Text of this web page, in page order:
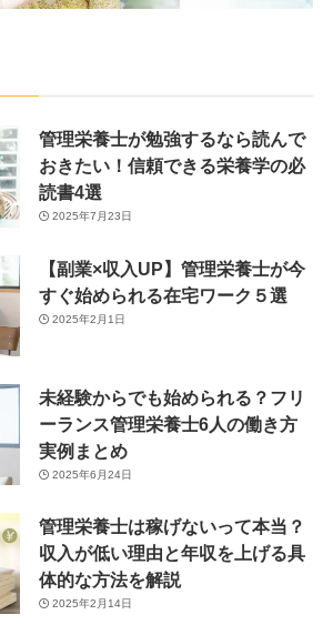
管理栄養士が勉強するなら読んで
おきたい！信頼できる栄養学の必
読書4選
2025年7月23日
【副業×収入UP】管理栄養士が今
すぐ始められる在宅ワーク５選
2025年2月1日
未経験からでも始められる？フリ
ーランス管理栄養士6人の働き方
実例まとめ
2025年6月24日
管理栄養士は稼げないって本当？
収入が低い理由と年収を上げる具
体的な方法を解説
2025年2月14日